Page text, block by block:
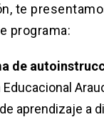
te
programa:
de
Educacional
aprendizaje a